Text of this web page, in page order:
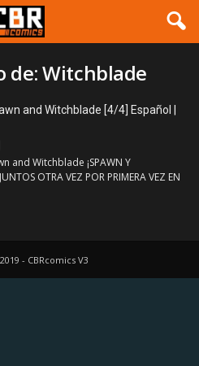
de: Witchblade
and Witchblade [4/4] Español |
and Witchblade ¡SPAWN Y
OTRA VEZ POR PRIMERA VEZ EN
- CBRcomics V3